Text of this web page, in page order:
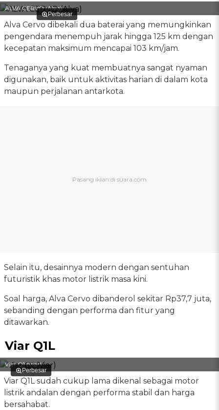
Perbesar
ALVA CERVO (Alva)
Alva Cervo dibekali dua baterai yang memungkinkan
pengendara menempuh jarak hingga 125 km dengan
kecepatan maksimum mencapai 103 km/jam.
Tenaganya yang kuat membuatnya sangat nyaman
digunakan, baik untuk aktivitas harian di dalam kota
maupun perjalanan antarkota.
Selain itu, desainnya modern dengan sentuhan
futuristik khas motor listrik masa kini.
Soal harga, Alva Cervo dibanderol sekitar Rp37,7 juta,
sebanding dengan performa dan fitur yang
ditawarkan.
Viar Q1L
Perbesar
Viar Q1 (Viar)
Viar Q1L sudah cukup lama dikenal sebagai motor
listrik andalan dengan performa stabil dan harga
bersahabat.